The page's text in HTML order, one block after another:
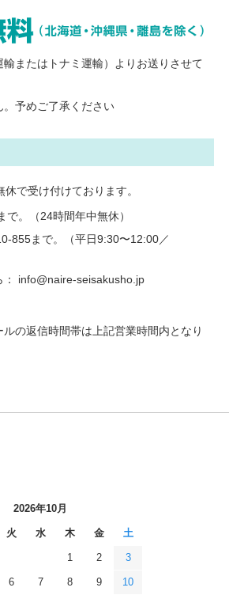
またはトナミ運輸）よりお送りさせて
予めご了承ください
で受け付けております。
。（24時間年中無休）
855まで。（平日9:30〜12:00／
： info@naire-seisakusho.jp
の返信時間帯は上記営業時間内となり
2026年10月
火 水 木 金 土
1 2 3
6 7 8 9 10